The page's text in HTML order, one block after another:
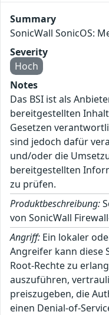
Summary
SonicWall SonicOS:
Severity
Hoch
Notes
Das BSI ist als
bereitgestellten
Gesetzen
sind jedoch dafür
und/oder die
bereitgestellten
zu prüfen.
Produktbeschreibung:
von SonicWall
Angriff: Ein lokaler
Angreifer kann diese
Root-Rechte zu
auszuführen,
preiszugeben, die
einen Denial-of-